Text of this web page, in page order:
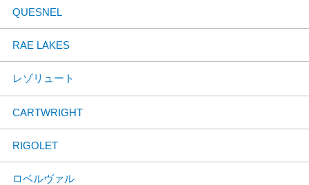
QUESNEL
RAE LAKES
レゾリュート
CARTWRIGHT
RIGOLET
ロベルヴァル